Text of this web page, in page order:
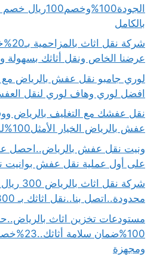
بالكامل
شركة
عرضنا الخاص ونقل أثاثك بسهولة
افضل لوري وهاف لوري لنقل
عفش بالرياض الخيار الأمثل100%لـنقل وتغليف العفش
على أول عملية نقل عفش
شركة نقل
محدودة..اتصل بنا..نقل اثاثك بـ 300 ريال فقط
مستودعات تخزين اثاث
100%ضمان
ومجهزة